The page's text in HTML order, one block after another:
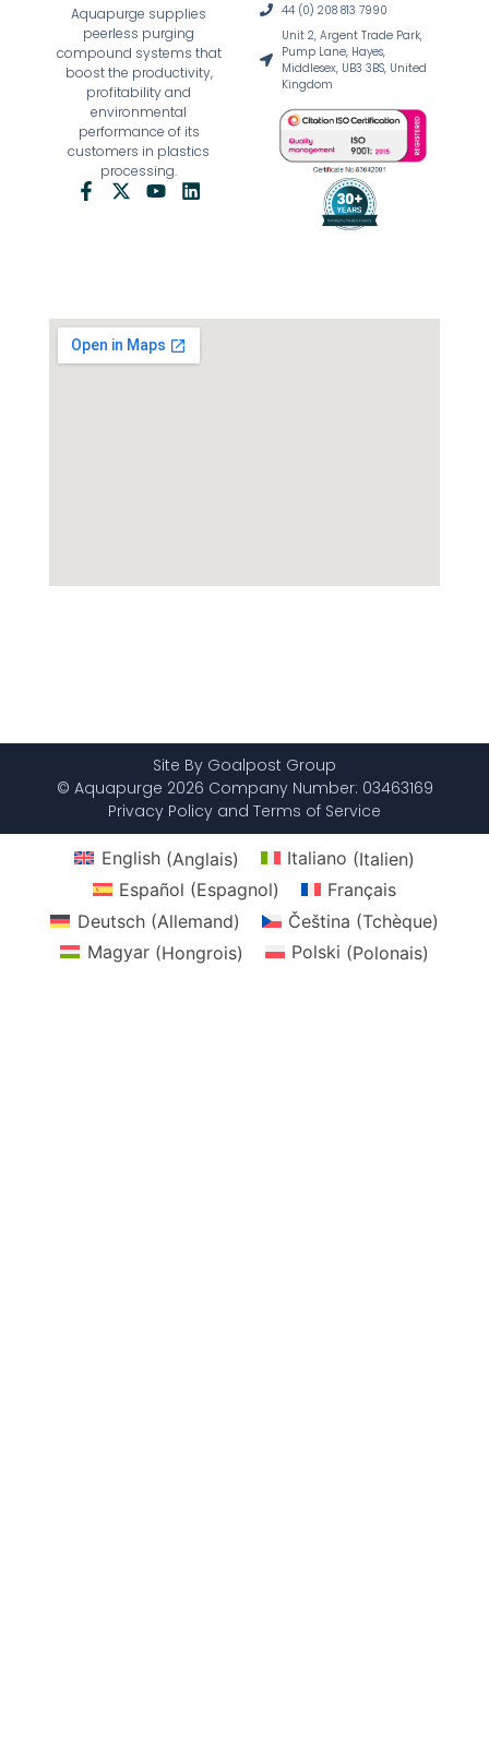
Aquapurge supplies
peerless purging
compound systems that
boost the productivity,
profitability and
environmental
performance of its
customers in plastics
processing.
44 (0) 208 813 7990
Unit 2, Argent Trade Park,
Pump Lane, Hayes,
Middlesex, UB3 3BS, United
Kingdom
Site By Goalpost Group
© Aquapurge 2026 Company Number: 03463169
Privacy Policy and Terms of Service
English(Anglais) Italiano (Italien)
Español (Espagnol)
Français
Deutsch(Allemand) Čeština (Tchèque)
Magyar(Hongrois) Polski (Polonais)